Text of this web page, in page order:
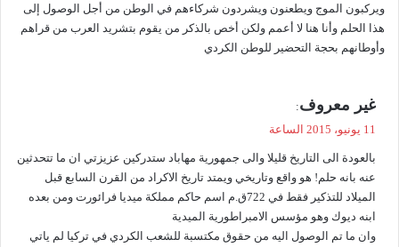
ويركبون الموج ويطعنون ويشردون شركاءهم في الوطن من أجل الوصول إلى
هذا الحلم وأنا هنا لا أعمم ولكن أخص بالذكر من يقوم بتشريد العرب من قراهم
وأوطانهم بحجة التحضير للوطن الكردي
ي
ل
غير معروف:
11 يونيو، 2015 الساعة
بالعودة الى التاريخ قليلا والى جمهورية مهاباد ستدركين عزيزتي ان ما تتحدثين
عنه بانه حلم! هو واقع وتاريخي ويمتد تاريخ الاكراد من القرن السابع قبل
الميلاد للتذكير فقط في 722ق.م اسم حاكم مملكة ميديا فرائورت ومن بعده
ابنه ديوك وهو مؤسس الامبراطورية الميدية
وان ما تم الوصول اليه من حقوق مكتسبة للشعب الكردي في تركيا لم ياتي